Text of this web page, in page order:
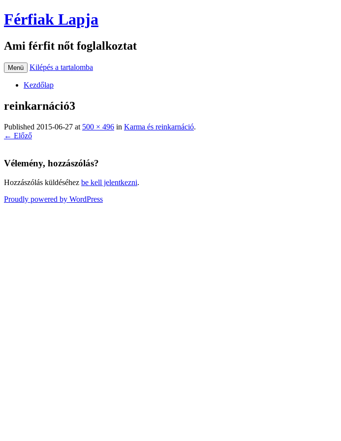
Férfiak Lapja
Ami férfit nőt foglalkoztat
Menü Kilépés a tartalomba
Kezdőlap
reinkarnáció3
Published 2015-06-27 at 500 × 496 in Karma és reinkarnáció.
← Előző
Vélemény, hozzászólás?
Hozzászólás küldéséhez be kell jelentkezni.
Proudly powered by WordPress